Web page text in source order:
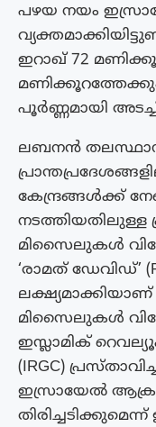
പഴയ നയം
ഇറാഖ് 72
പൂർണ്ണമായി
ലബനൻ
കേന്ദ്രങ്ങൾക്ക്
നടത്തിയതിലുള്ള
മിസൈലുകൾ
‘രാമത് ഡേവിഡ്’
ലക്ഷ്യമാക്കിയാണ്
മിസൈലുകൾ
ഇസ്ലാമിക്
(IRGC)
ഇസ്രായേൽ